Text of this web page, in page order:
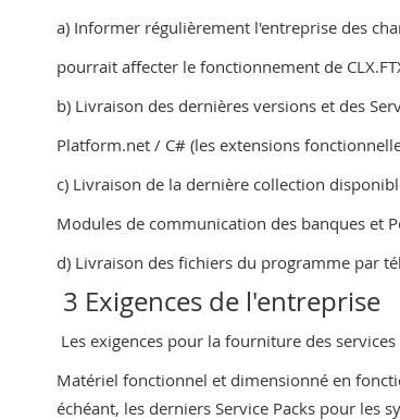
a) Informer régulièrement l'entreprise des
pourrait affecter le fonctionnement de
b) Livraison des dernières versions et des
Platform.net / C# (les extensions
c) Livraison de la dernière collection
Modules de communication des banques et
d) Livraison des fichiers du programme par
3 Exigences de l'entreprise
Les exigences pour la fourniture des
Matériel fonctionnel et dimensionné en
échéant, les derniers Service Packs pour les